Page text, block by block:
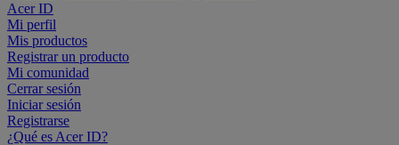
Acer ID
Mi perfil
Mis productos
Registrar un producto
Mi comunidad
Cerrar sesión
Iniciar sesión
Registrarse
¿Qué es Acer ID?